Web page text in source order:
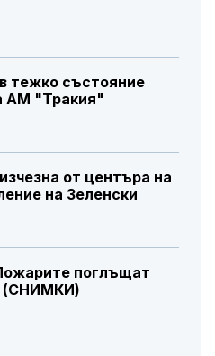
тежко състояние
АМ "Тракия"
от центъра на
на Зеленски
поглъщат
(СНИМКИ)